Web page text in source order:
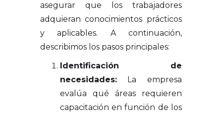
asegurar que los trabajadores
adquieran conocimientos prácticos
y aplicables. A continuación,
describimos los pasos principales:
Identificación de
necesidades:La empresa
evalúa qué áreas requieren
capacitación en función de los